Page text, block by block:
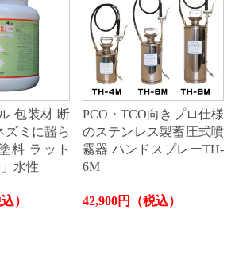
包装材 断
ズミに齧ら
料 ラット
水性
）
PCO・TCO向きプロ仕様
のステンレス製蓄圧式噴
霧器 ハンドスプレーTH-
6M
42,900円（税込）